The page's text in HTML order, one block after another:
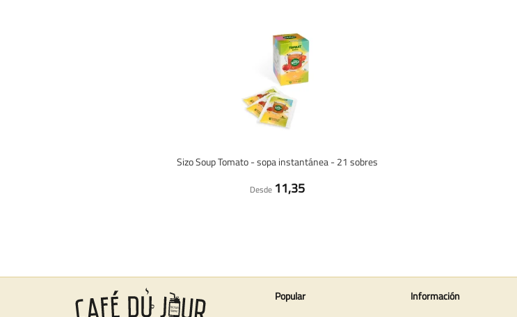
Sizo Soup Tomato - sopa instantánea - 21 sobres
Desde 11,35
Popular Información